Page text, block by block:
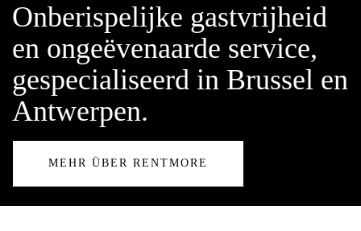
Onberispelijke gastvrijheid
en ongeëvenaarde service,
gespecialiseerd in Brussel en
Antwerpen.
MEHR ÜBER RENTMORE